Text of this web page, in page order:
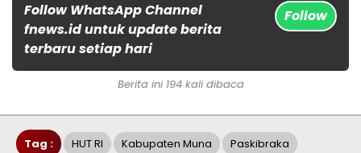
Follow WhatsApp Channel
fnews.id untuk update berita
terbaru setiap hari
Follow
Berita ini 194 kali dibaca
Tag : HUT RI Kabupaten Muna Paskibraka